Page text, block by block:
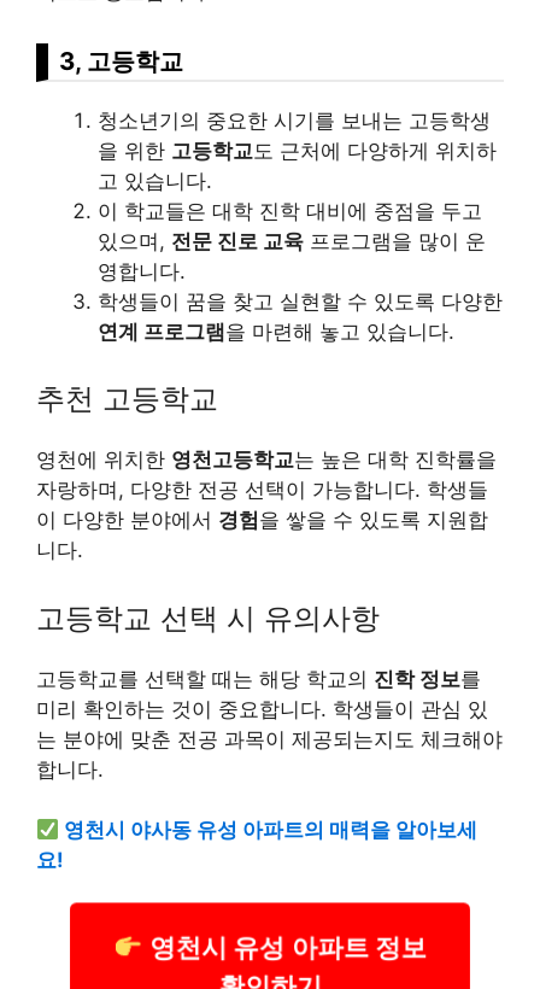
3, 고등학교
청소년기의 중요한 시기를 보내는 고등학생
을 위한 고등학교 도 근처에 다양하게 위치하
고 있습니다.
이 학교들은 대학 진학 대비에 중점을 두고
있으며, 전문 진로 교육 프로그램을 많이 운
영합니다.
학생들이 꿈을 찾고 실현할 수 있도록 다양한
연계 프로그램을 마련해 놓고 있습니다.
추천 고등학교
영천에 위치한 영천고등학교는 높은 대학 진학률을
자랑하며, 다양한 전공 선택이 가능합니다. 학생들
이 다양한 분야에서 경험을 쌓을 수 있도록 지원합
니다.
고등학교 선택 시 유의사항
고등학교를 선택할 때는 해당 학교의 진학 정보를
미리 확인하는 것이 중요합니다. 학생들이 관심 있
는 분야에 맞춘 전공 과목이 제공되는지도 체크해야
합니다.
영천시 야사동 유성 아파트의 매력을 알아보세
요!
영천시 유성 아파트 정보